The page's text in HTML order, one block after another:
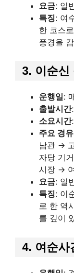
요금: 일
특징: 여
한 코스
풍경을
3. 이순신
운행일:
출발시간
소요시간
주요 경유
남관 →
자당 기
시장 →
요금: 일
특징: 이
로 한 역
를 깊이
4. 여순사